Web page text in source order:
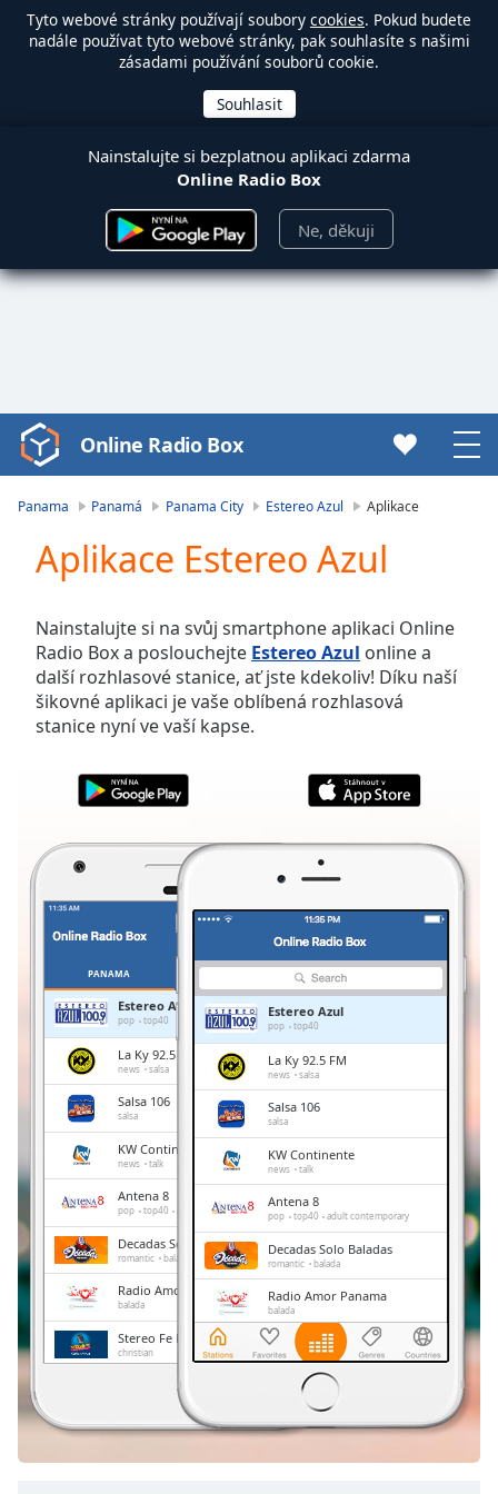
Tyto webové stránky používají soubory cookies. Pokud budete
nadále používat tyto webové stránky, pak souhlasíte s našimi
zásadami používání souborů cookie.
Nainstalujte si bezplatnou aplikaci zdarma
Online Radio Box
Ne, děkuji
Video
Player
Play
Video
Skip
Backward
Skip
Forward
Mute
Current
Duration-:-
0.00%
Stream
TypeLIVE
Seek to
LIVE
Remaining
Time-
Chapters
Chapters
Descriptions
descriptions
off,
Subtitles
subtitles
Online Radio Box
Panama Panamá Panama City Estereo Azul Aplikace
Aplikace Estereo Azul
Nainstalujte si na svůj smartphone aplikaci Online
Radio Box a poslouchejte Estereo Azul online a
další rozhlasové stanice, ať jste kdekoliv! Díku naší
šikovné aplikaci je vaše oblíbená rozhlasová
stanice nyní ve vaší kapse.
PANAMA
Estereo Azul
pop top40
La Ky 92.5 FM
news salsa
Salsa 106
salsa
KW Continente
news talk
Antena 8
pop top40 adult contemporary
Decadas Solo Baladas
romantic balada
Radio Amor Panama
balada
Stereo Fe Radio
christian
Radio Chiriqui
sports
Estereo Azul
pop top40
La Ky 92.5 FM
news salsa
Salsa 106
salsa
KW Continente
news talk
Antena 8
pop top40 adult contemporary
Decadas Solo Baladas
romantic balada
Radio Amor Panama
balada
Stereo Fe Radio
christian
Radio Chiriqui
talk sports